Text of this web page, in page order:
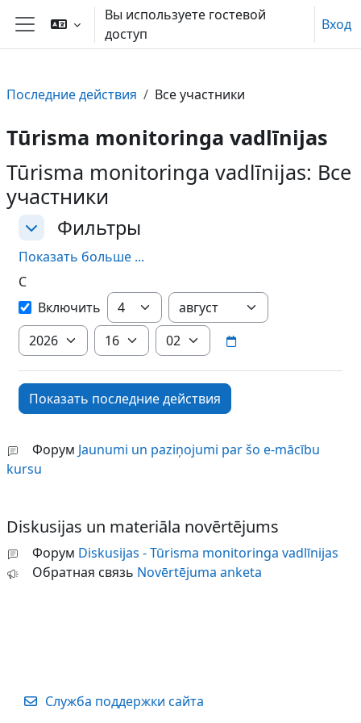
Перейти к основному содержанию
Боковая панель
Вы используете гостевой
доступ
Вход
Последние действия Все участники
Tūrisma monitoringa vadlīnijas
Tūrisma monitoringa vadlīnijas: Все
участники
Фильтры
ФильтрыФильтры
Показать больше ...
С
С Включить День
Месяц
Год
Час Минута
Форум Jaunumi un paziņojumi par šo e-mācību
kursu
Diskusijas un materiāla novērtējums
Форум Diskusijas - Tūrisma monitoringa vadlīnijas
Обратная связь Novērtējuma anketa
Служба поддержки сайта